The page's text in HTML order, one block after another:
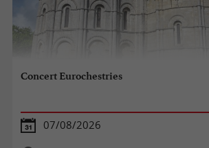
Concert Eurochestries
07/08/2026